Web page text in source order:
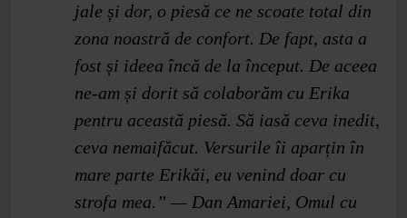
jale și dor, o piesă ce ne scoate total din
zona noastră de confort. De fapt, asta a
fost și ideea încă de la început. De aceea
ne-am și dorit să colaborăm cu Erika
pentru această piesă. Să iasă ceva inedit,
ceva nemaifăcut. Versurile îi aparțin în
mare parte Erikăi, eu venind doar cu
strofa mea.” — Dan Amariei, Omul cu